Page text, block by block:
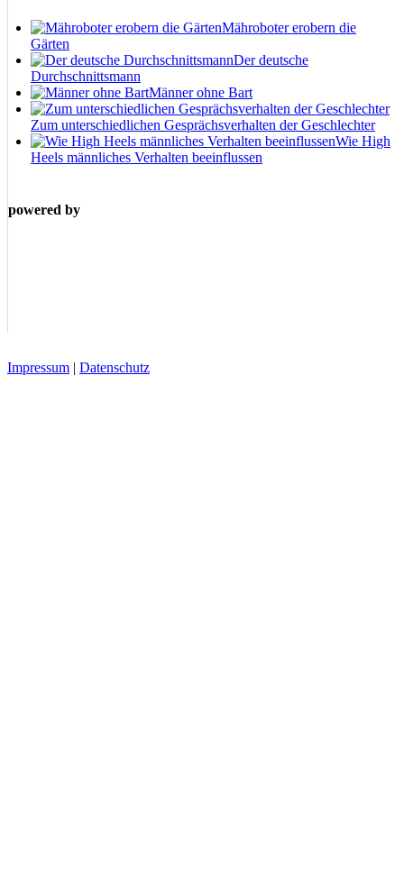
Mähroboter erobern die
Gärten
Der deutsche
Durchschnittsmann
Männer ohne Bart
Zum unterschiedlichen Gesprächsverhalten der Geschlechter
Wie High
Heels männliches Verhalten beeinflussen
powered by
Impressum | Datenschutz